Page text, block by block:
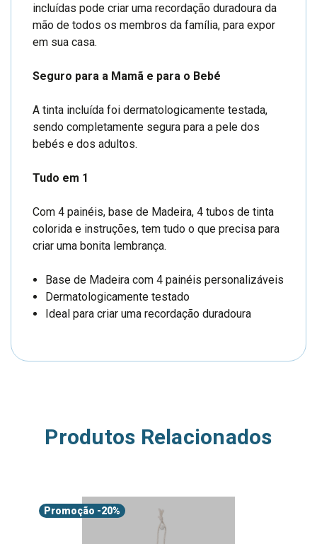
incluídas pode criar uma recordação duradoura da
mão de todos os membros da família, para expor
em sua casa.
Seguro para a Mamã e para o Bebé
A tinta incluída foi dermatologicamente testada,
sendo completamente segura para a pele dos
bebés e dos adultos.
Tudo em 1
Com 4 painéis, base de Madeira, 4 tubos de tinta
colorida e instruções, tem tudo o que precisa para
criar uma bonita lembrança.
Base de Madeira com 4 painéis personalizáveis
Dermatologicamente testado
Ideal para criar uma recordação duradoura
Produtos Relacionados
Promoção -20%